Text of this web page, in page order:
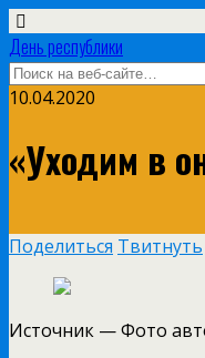
День республики
10.04.2020
«Уходим в
Поделиться Твитнуть
Источник —Фото